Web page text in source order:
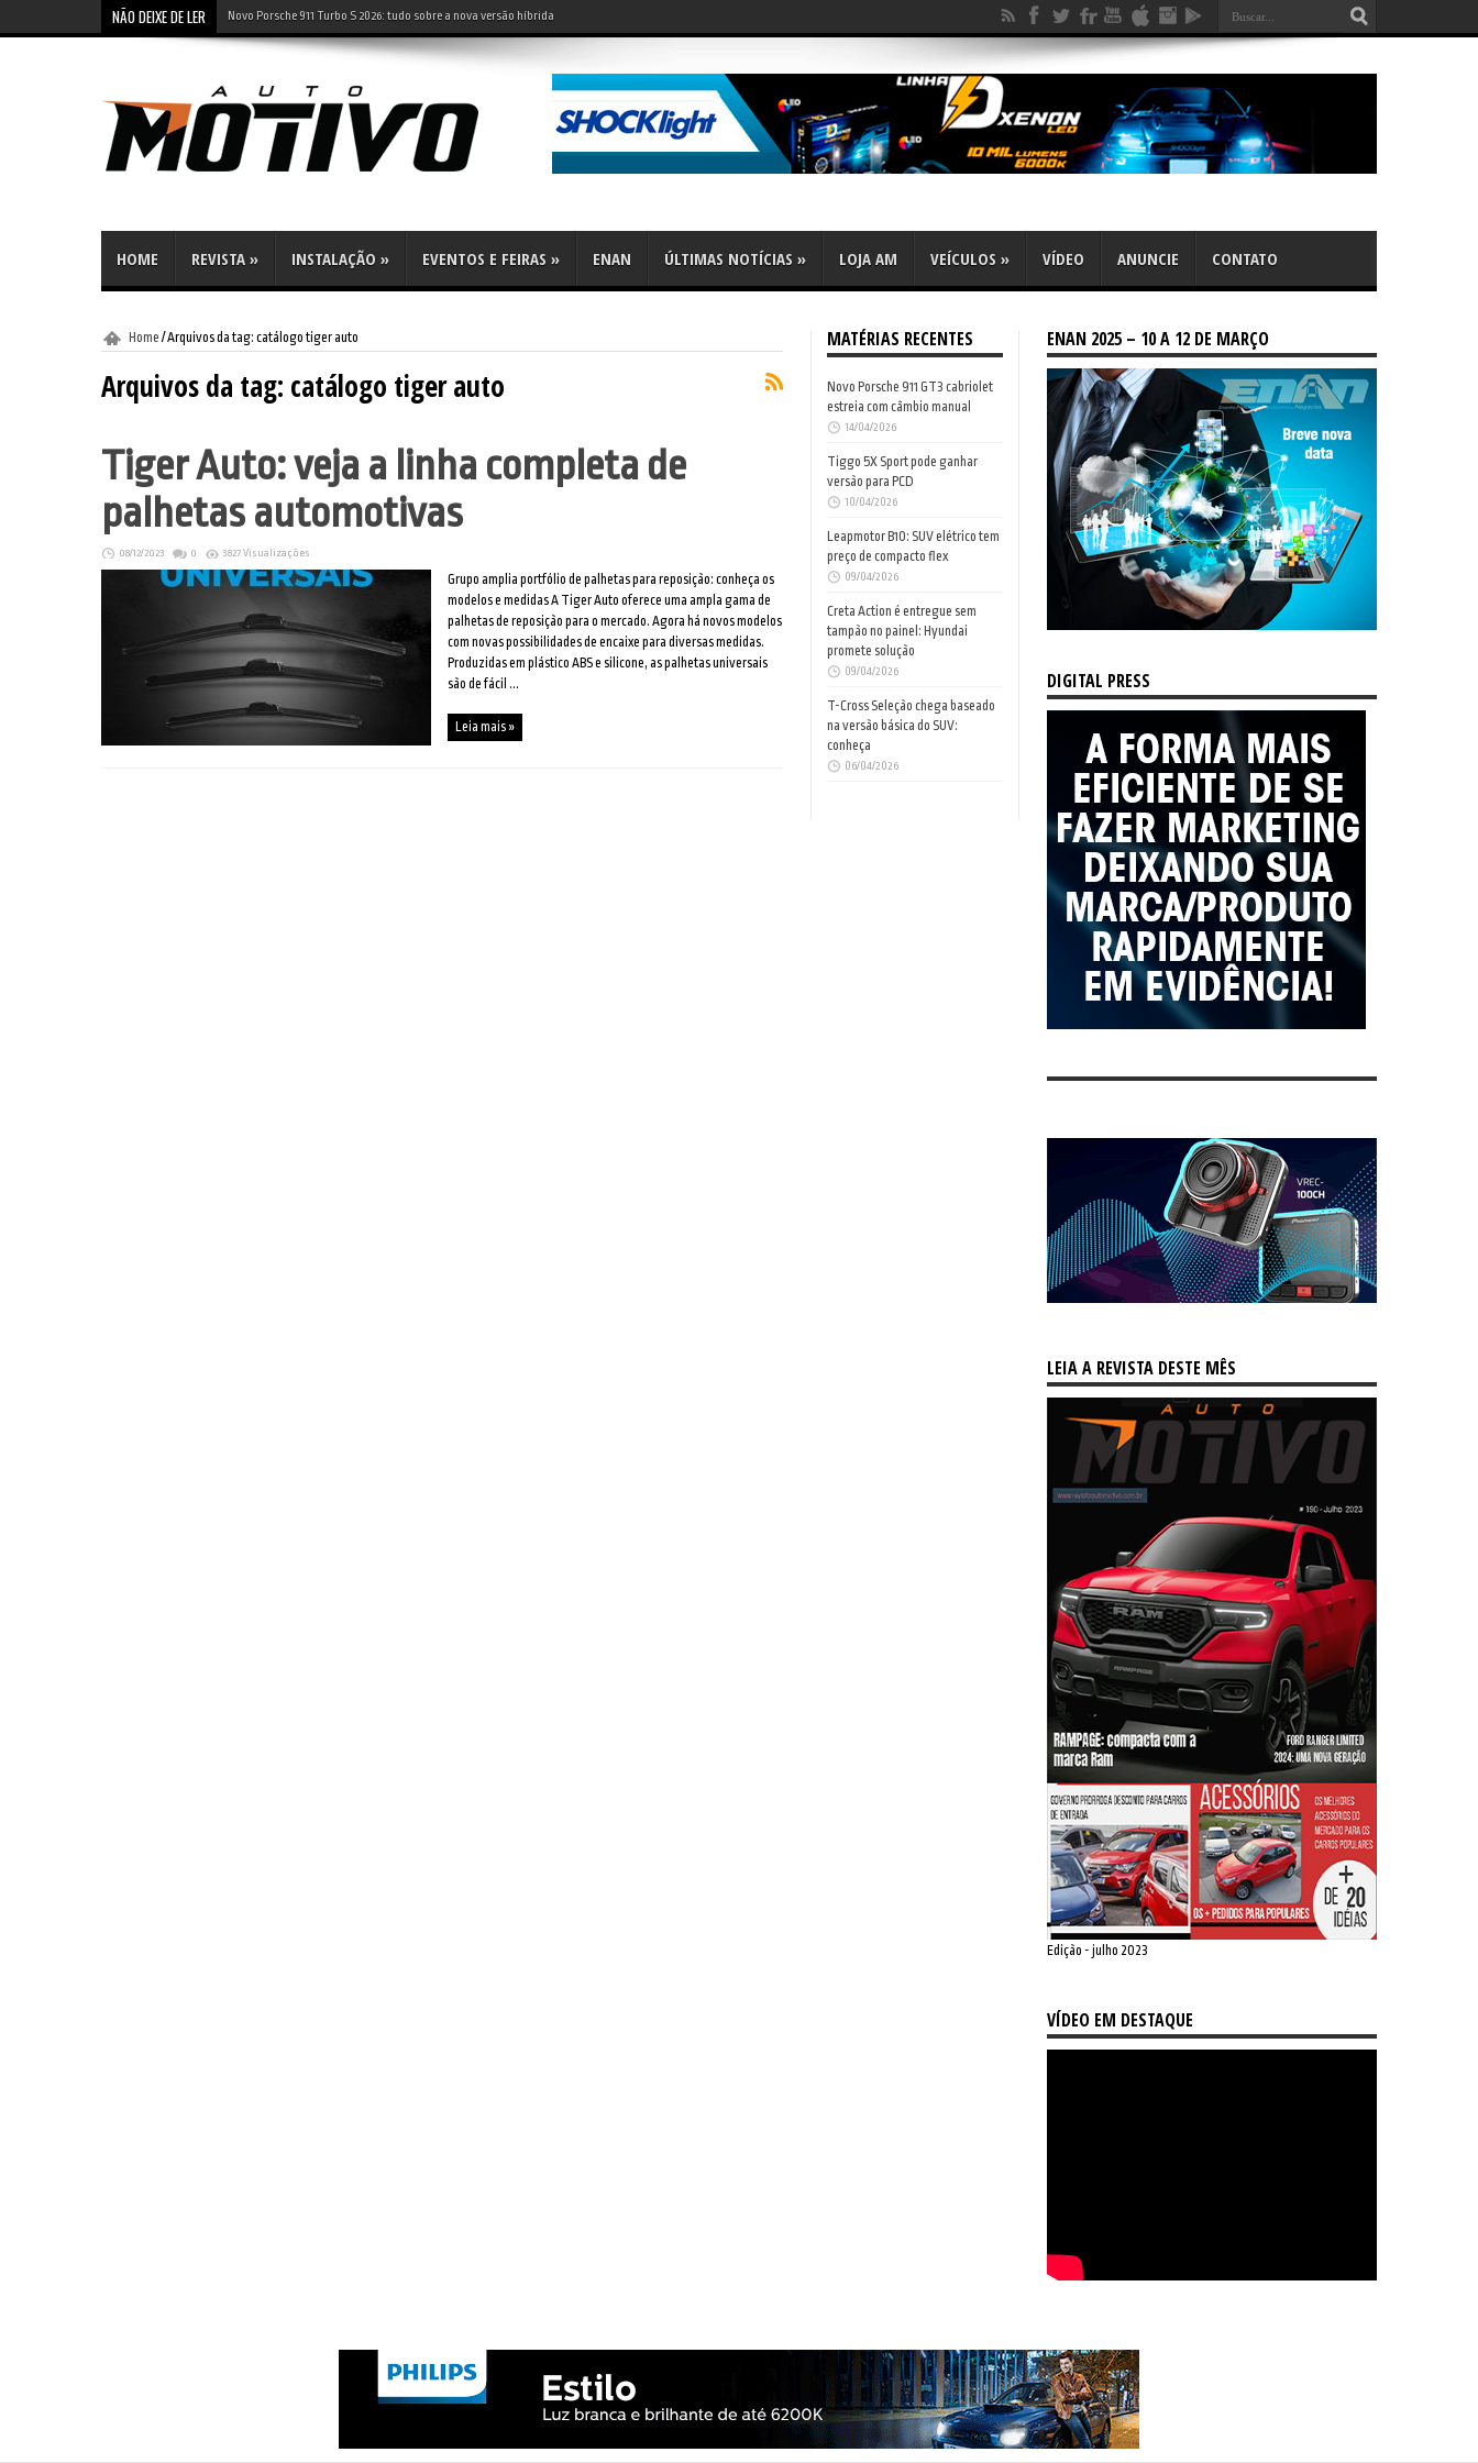
NÃO DEIXE DE LER Novo Porsche 911 Turbo S 2026: tudo sobre a nova versão híbrida
Jeep Renegade 2027: o que mudou com sistema híbrido leve?
HOME REVISTA » INSTALAÇÃO » EVENTOS E FEIRAS » ENAN ÚLTIMAS NOTÍCIAS » LOJA AM VEÍCULOS » VÍDEO ANUNCIE CONTATO
Home /Arquivos da tag: catálogo tiger auto
Arquivos da tag: catálogo tiger auto
Tiger Auto: veja a linha completa de
palhetas automotivas
08/12/2023 0 3827 Visualizações
Grupo amplia portfólio de palhetas para reposição: conheça os
modelos e medidas A Tiger Auto oferece uma ampla gama de
palhetas de reposição para o mercado. Agora há novos modelos
com novas possibilidades de encaixe para diversas medidas.
Produzidas em plástico ABS e silicone, as palhetas universais
são de fácil ...
Leia mais »
MATÉRIAS RECENTES
Novo Porsche 911 GT3 cabriolet
estreia com câmbio manual
14/04/2026
Tiggo 5X Sport pode ganhar
versão para PCD
10/04/2026
Leapmotor B10: SUV elétrico tem
preço de compacto flex
09/04/2026
Creta Action é entregue sem
tampão no painel: Hyundai
promete solução
09/04/2026
T-Cross Seleção chega baseado
na versão básica do SUV:
conheça
06/04/2026
ENAN 2025 – 10 A 12 DE MARÇO
DIGITAL PRESS
LEIA A REVISTA DESTE MÊS
Edição - julho 2023
VÍDEO EM DESTAQUE